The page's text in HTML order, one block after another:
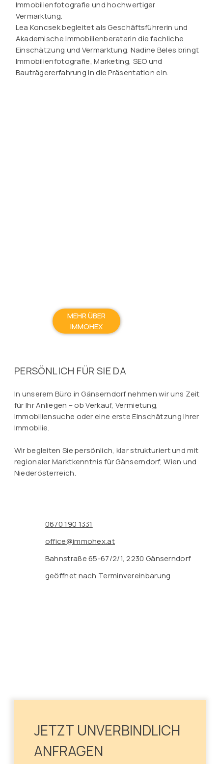
Immobilienfotografie und hochwertiger
Vermarktung.
Lea Koncsek begleitet als Geschäftsführerin und
Akademische Immobilienberaterin die fachliche
Einschätzung und Vermarktung. Nadine Beles bringt
Immobilienfotografie, Marketing, SEO und
Bauträgererfahrung in die Präsentation ein.
MEHR ÜBER
IMMOHEX
PERSÖNLICH FÜR SIE DA
In unserem Büro in Gänserndorf nehmen wir uns Zeit
für Ihr Anliegen – ob Verkauf, Vermietung,
Immobiliensuche oder eine erste Einschätzung Ihrer
Immobilie.
Wir begleiten Sie persönlich, klar strukturiert und mit
regionaler Marktkenntnis für Gänserndorf, Wien und
Niederösterreich.
0670 190 1331
office@immohex.at
Bahnstraße 65-67/2/1, 2230 Gänserndorf
geöffnet nach Terminvereinbarung
JETZT UNVERBINDLICH
ANFRAGEN